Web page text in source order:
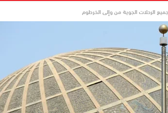
الرحلات الجوية من وإلى الخرطوم